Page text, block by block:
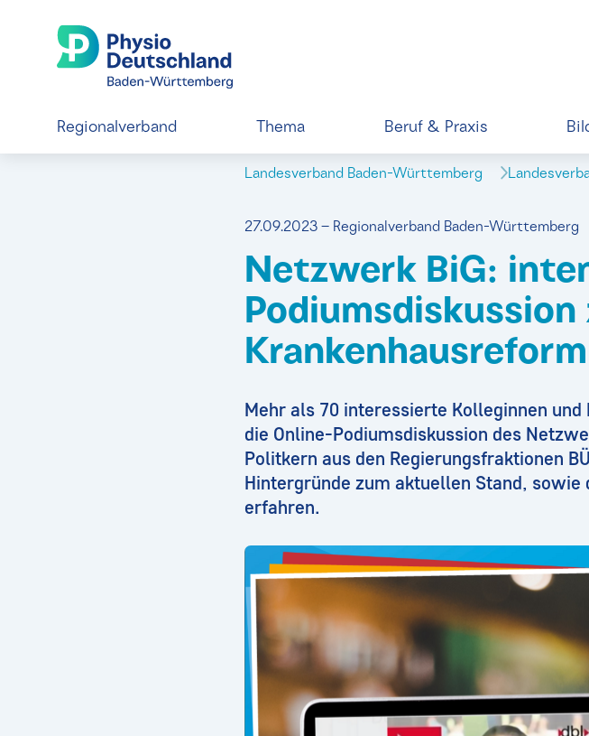
Regionalverband Thema Beruf & Praxis
Landesverband Baden-Württemberg
27.09.2023 – Regionalverband Baden-Württemberg
Netzwerk BiG:
Podiumsdiskussion
Krankenhausreform
Mehr als 70 interessierte Kolleginnen
die Online-Podiumsdiskussion des
Politkern aus den Regierungsfraktionen
Hintergründe zum aktuellen Stand, sowie
erfahren.